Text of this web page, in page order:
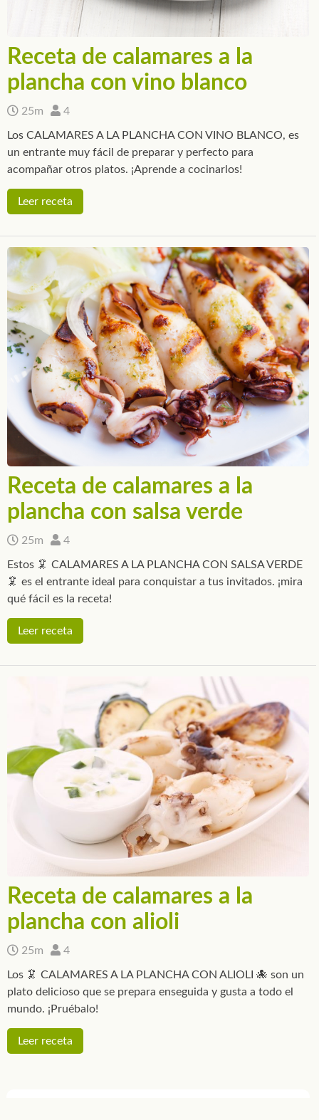
Receta de calamares a la
plancha con vino blanco
25m 4
Los CALAMARES A LA PLANCHA CON VINO BLANCO, es
un entrante muy fácil de preparar y perfecto para
acompañar otros platos. ¡Aprende a cocinarlos!
Leer receta
Receta de calamares a la
plancha con salsa verde
25m 4
Estos 🦑 CALAMARES A LA PLANCHA CON SALSA VERDE
🦑 es el entrante ideal para conquistar a tus invitados. ¡mira
qué fácil es la receta!
Leer receta
Receta de calamares a la
plancha con alioli
25m 4
Los 🦑 CALAMARES A LA PLANCHA CON ALIOLI 🐙 son un
plato delicioso que se prepara enseguida y gusta a todo el
mundo. ¡Pruébalo!
Leer receta